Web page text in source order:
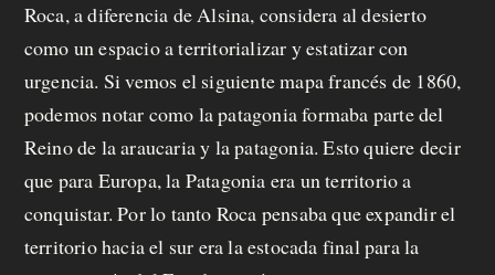
Roca, a diferencia de Alsina, considera al desierto
como un espacio a territorializar y estatizar con
urgencia. Si vemos el siguiente mapa francés de 1860,
podemos notar como la patagonia formaba parte del
Reino de la araucaria y la patagonia. Esto quiere decir
que para Europa, la Patagonia era un territorio a
conquistar. Por lo tanto Roca pensaba que expandir el
territorio hacia el sur era la estocada final para la